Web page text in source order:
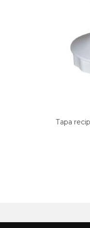
BATIDORA